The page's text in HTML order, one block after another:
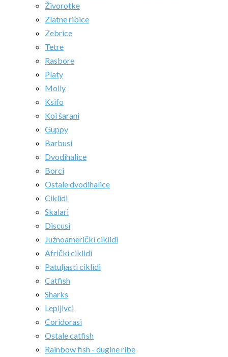
Živorotke
Zlatne ribice
Zebrice
Tetre
Rasbore
Platy
Molly
Ksifo
Koi šarani
Guppy
Barbusi
Dvodihalice
Borci
Ostale dvodihalice
Ciklidi
Skalari
Discusi
Južnoamerički ciklidi
Afrički ciklidi
Patuljasti ciklidi
Catfish
Sharks
Lepljivci
Coridorasi
Ostale catfish
Rainbow fish - dugine ribe